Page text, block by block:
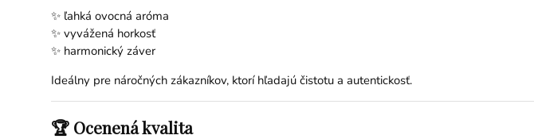
✨ ľahká ovocná aróma
✨ vyvážená horkosť
✨ harmonický záver
Ideálny pre náročných zákazníkov, ktorí hľadajú čistotu a autentickosť.
🏆 Ocenená kvalita